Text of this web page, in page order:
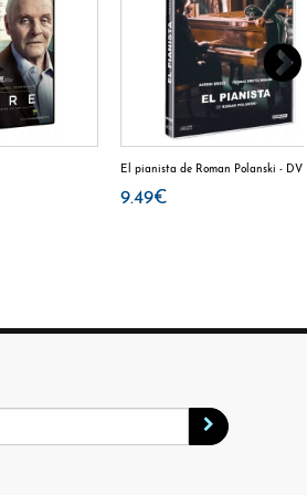
El pianista de Roman Polanski - DVD
9.49€